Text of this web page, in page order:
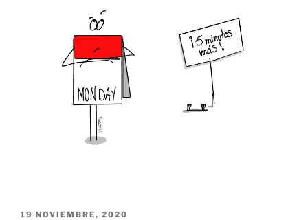
PUBLICADO
19 NOVIEMBRE, 2020